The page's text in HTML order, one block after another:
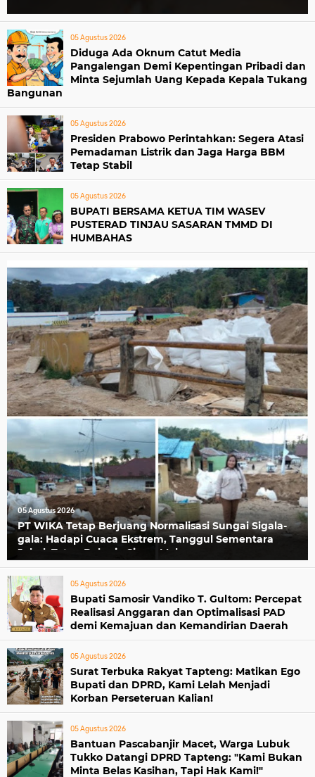
05 Agustus 2026
Diduga Ada Oknum Catut Media
Pangalengan Demi Kepentingan Pribadi dan
Minta Sejumlah Uang Kepada Kepala Tukang
Bangunan
05 Agustus 2026
Presiden Prabowo Perintahkan: Segera Atasi
Pemadaman Listrik dan Jaga Harga BBM
Tetap Stabil
05 Agustus 2026
BUPATI BERSAMA KETUA TIM WASEV
PUSTERAD TINJAU SASARAN TMMD DI
HUMBAHAS
05 Agustus 2026
PT WIKA Tetap Berjuang Normalisasi Sungai Sigala-
gala: Hadapi Cuaca Ekstrem, Tanggul Sementara
Jebol, Tetap Bekerja Siang-Malam
05 Agustus 2026
Bupati Samosir Vandiko T. Gultom: Percepat
Realisasi Anggaran dan Optimalisasi PAD
demi Kemajuan dan Kemandirian Daerah
05 Agustus 2026
Surat Terbuka Rakyat Tapteng: Matikan Ego
Bupati dan DPRD, Kami Lelah Menjadi
Korban Perseteruan Kalian!
05 Agustus 2026
Bantuan Pascabanjir Macet, Warga Lubuk
Tukko Datangi DPRD Tapteng: "Kami Bukan
Minta Belas Kasihan, Tapi Hak Kami!"